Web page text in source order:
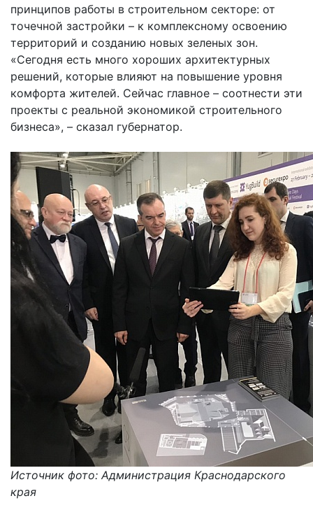
принципов работы в строительном секторе: от
точечной застройки – к комплексному освоению
территорий и созданию новых зеленых зон.
«Сегодня есть много хороших архитектурных
решений, которые влияют на повышение уровня
комфорта жителей. Сейчас главное – соотнести эти
проекты с реальной экономикой строительного
бизнеса», – сказал губернатор.
Источник фото: Администрация Краснодарского
края